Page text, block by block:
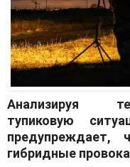
Анализируя
тупиковую
гибридные